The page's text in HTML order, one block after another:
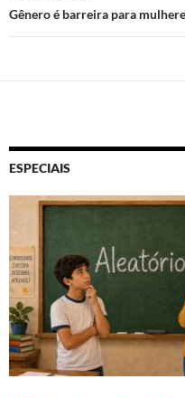
Gênero é barreira para
ESPECIAIS